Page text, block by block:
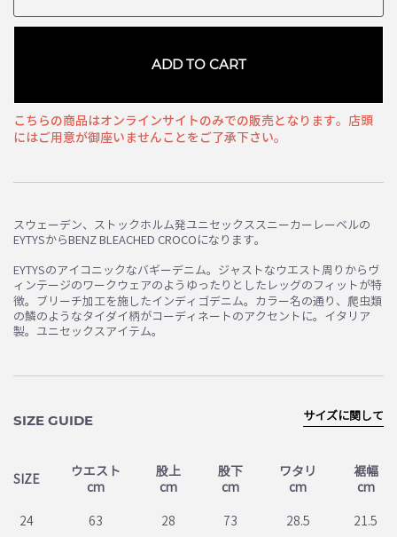
ADD TO CART
こちらの商品はオンラインサイトのみでの販売となります。店頭
にはご用意が御座いませんことをご了承下さい。
スウェーデン、ストックホルム発ユニセックススニーカーレーベルの
EYTYSからBENZ BLEACHED CROCOになります。
EYTYSのアイコニックなバギーデニム。ジャストなウエスト周りからヴ
ィンテージのワークウェアのようゆったりとしたレッグのフィットが特
徴。ブリーチ加工を施したインディゴデニム。カラー名の通り、爬虫類
の鱗のようなタイダイ柄がコーディネートのアクセントに。イタリア
製。ユニセックスアイテム。
SIZE GUIDE
SIZE
ウエスト
cm
股上
cm
股下
cm
ワタリ
cm
裾幅
cm
24 63 28 73 28.5 21.5
サイズに関して
お買い物を続ける カートへ進む